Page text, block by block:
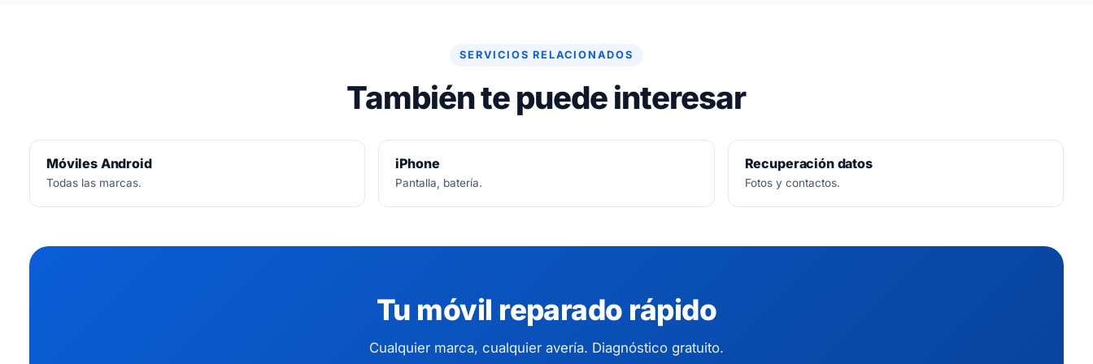
SERVICIOS RELACIONADOS
También te puede interesar
Móviles Android
Todas las marcas.
iPhone
Pantalla, batería.
Recuperación datos
Fotos y contactos.
Tu móvil reparado rápido
Cualquier marca, cualquier avería. Diagnóstico gratuito.